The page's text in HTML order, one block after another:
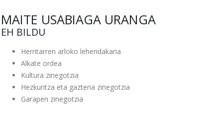
MAITE USABIAGA URANGA
EH BILDU
Herritarren arloko lehendakaria
Alkate ordea
Kultura zinegotzia
Hezkuntza eta gazteria zinegotzia
Garapen zinegotzia